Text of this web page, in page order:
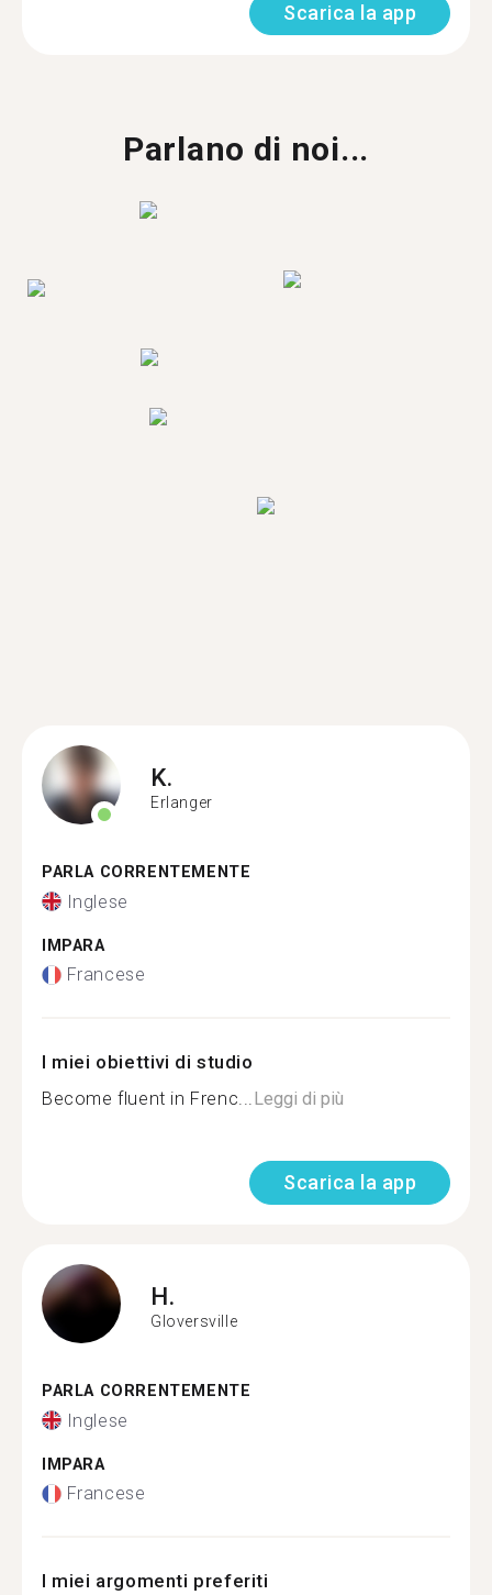
Scarica la app
Parlano di noi...
K.
Erlanger
PARLA CORRENTEMENTE
Inglese
IMPARA
Francese
I miei obiettivi di studio
Become fluent in Frenc...Leggi di più
Scarica la app
H.
Gloversville
PARLA CORRENTEMENTE
Inglese
IMPARA
Francese
I miei argomenti preferiti